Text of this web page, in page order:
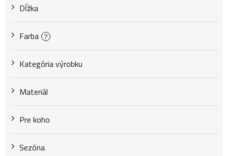
o
d
u
k
Dĺžka
Farba ?
Kategória výrobku
Materiál
Pre koho
Sezóna